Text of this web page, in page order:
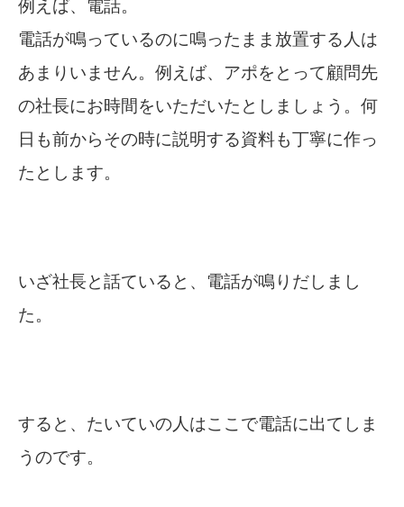
例えば、電話。
電話が鳴っているのに鳴ったまま放置する人は
あまりいません。 例えば、アポをとって顧問先
の社長にお時間をいただいたとしましょう。 何
日も前からその時に説明する資料も丁寧に作っ
たとします。
いざ社長と話ていると、電話が鳴りだしまし
た。
すると、たいていの人はここで電話に出てしま
うのです。